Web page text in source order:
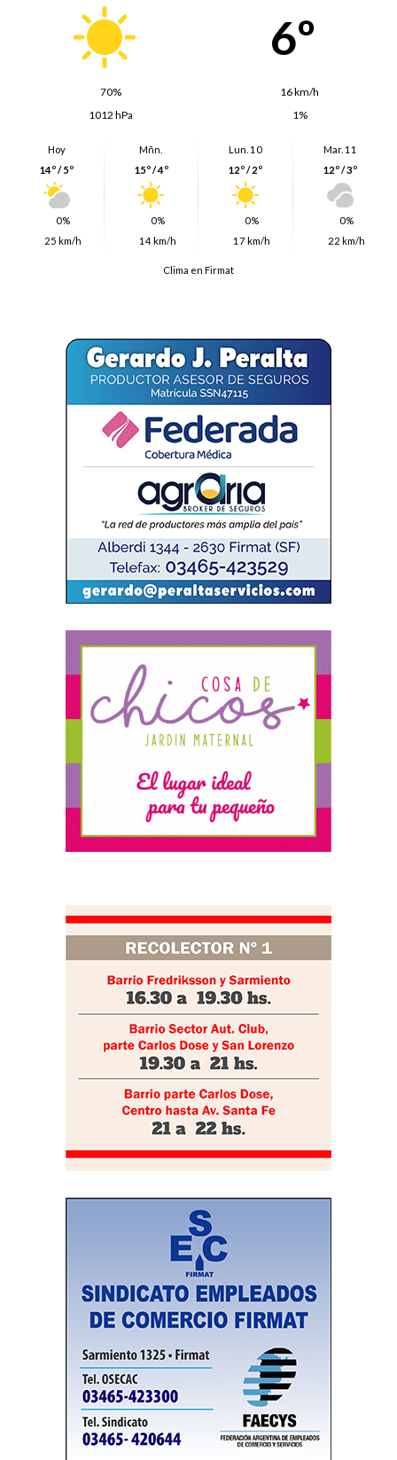
6º
70%
16 km/h
1012 hPa
1%
Hoy
14º / 5º
0%
25 km/h
Mñn.
15º / 4º
0%
14 km/h
Lun. 10
12º / 2º
0%
17 km/h
Mar. 11
12º / 3º
0%
22 km/h
Clima en Firmat